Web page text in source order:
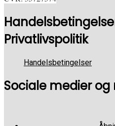
Privatlivspolitik
Handelsbetingelser
Sociale medier og